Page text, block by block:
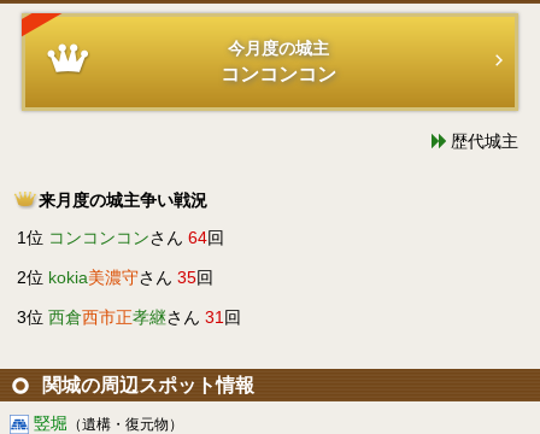
今月度の城主
コンコンコン
歴代城主
来月度の城主争い戦況
1位 コンコンコンさん 64回
2位 kokia美濃守さん 35回
3位 西倉西市正孝継さん 31 回
関城の周辺スポット情報
竪堀 （遺構・復元物）